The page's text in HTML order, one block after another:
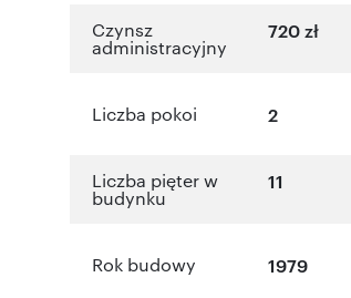
Czynsz
administracyjny
720 zł
Liczba pokoi 2
Liczba pięter w
budynku
11
Rok budowy 1979